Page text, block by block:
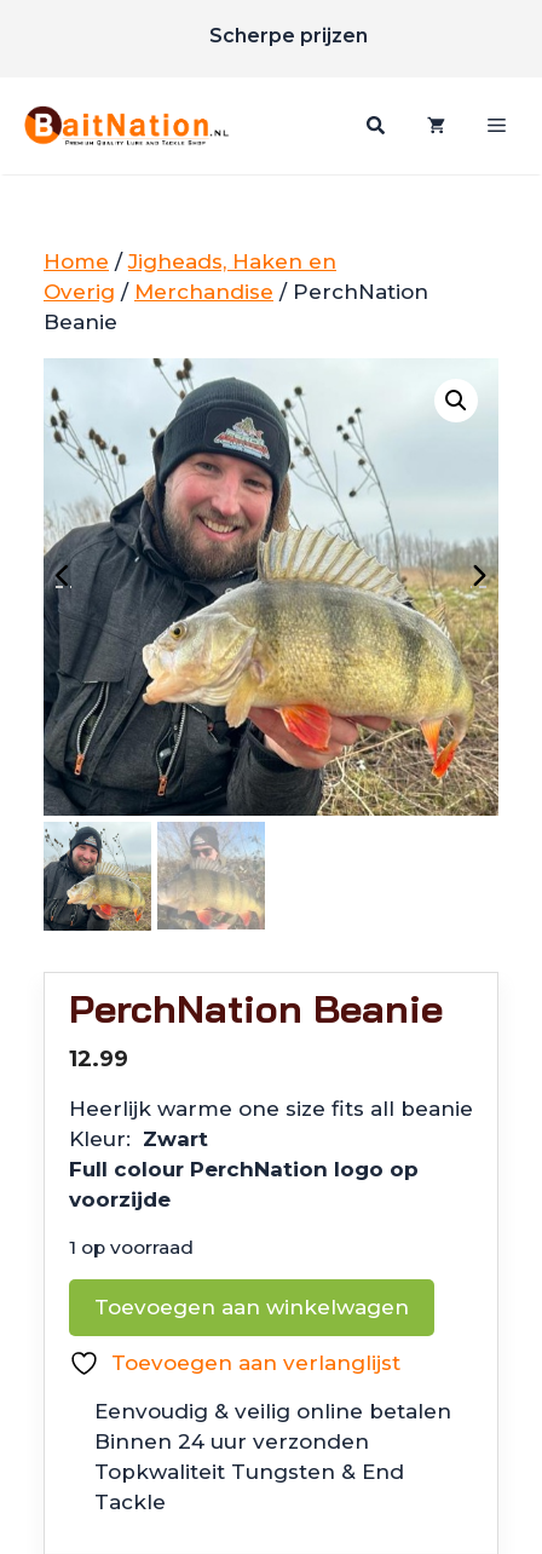
inhoud
Scherpe prijzen
Gratis verzending vanaf €85
Home /Jigheads, Haken en
Overig / Merchandise / PerchNation
Beanie
PerchNation Beanie
12.99
Heerlijk warme one size fits all beanie
Kleur: Zwart
Full colour PerchNation logo op
voorzijde
1 op voorraad
PerchNation
Beanie
aantal
Toevoegen aan winkelwagen
Toevoegen aan verlanglijst
Eenvoudig & veilig online betalen
Binnen 24 uur verzonden
Topkwaliteit Tungsten & End
Tackle